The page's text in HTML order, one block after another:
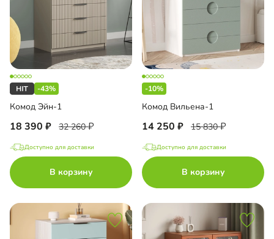
-43%
Комод Эйн-1
18 390 32 260
Доступно для доставки
В корзину
-10%
Комод Вильена-1
14 250 15 830
Доступно для доставки
В корзину